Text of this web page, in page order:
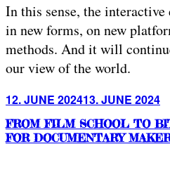
In this sense, the
in new forms, on new
methods. And it will
our view of the world.
Posted
12. JUNE 202413. JUNE 2024
FROM FILM SCHOOL TO
FOR DOCUMENTARY